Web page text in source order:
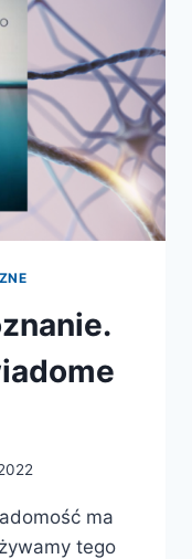
ma
tego